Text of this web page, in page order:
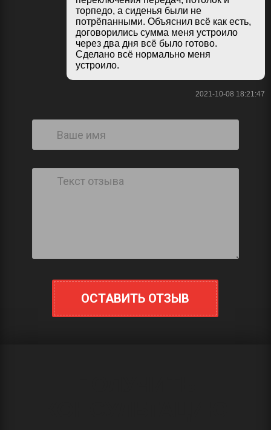
торпедо, а сиденья были не
потрёпанными. Объяснил всё как есть,
договорились сумма меня устроило
через два дня всё было готово.
Сделано всё нормально меня
устроило.
2021-10-08 18:21:47
ОСТАВИТЬ ОТЗЫВ